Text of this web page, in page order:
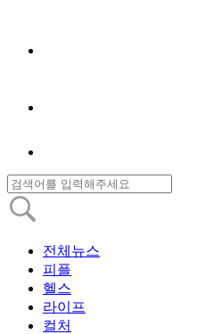
전체뉴스
피플
헬스
라이프
컬처